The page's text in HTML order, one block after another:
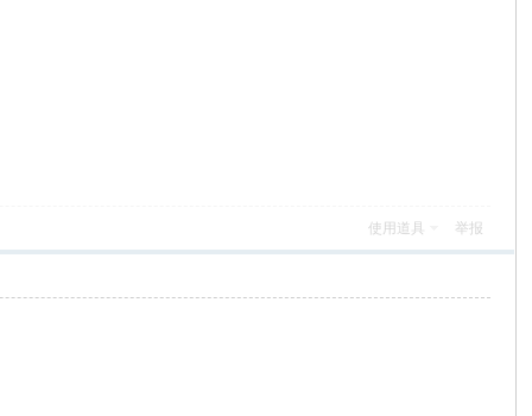
使用道具 举报